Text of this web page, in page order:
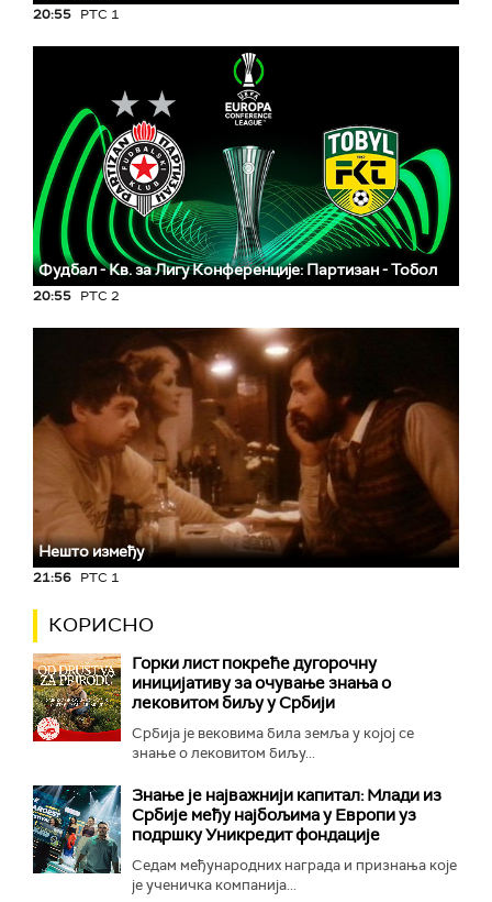
20:55 РТС 1
Фудбал - Кв. за Лигу Конференције: Партизан - Тобол
20:55 РТС 2
Нешто између
21:56 РТС 1
КОРИСНО
Горки лист покреће дугорочну
иницијативу за очување знања о
лековитом биљу у Србији
Србија је вековима била земља у којој се
знање о лековитом биљу...
Знање је најважнији капитал: Млади из
Србије међу најбољима у Европи уз
подршку Уникредит фондације
Седам међународних награда и признања које
је ученичка компанија...